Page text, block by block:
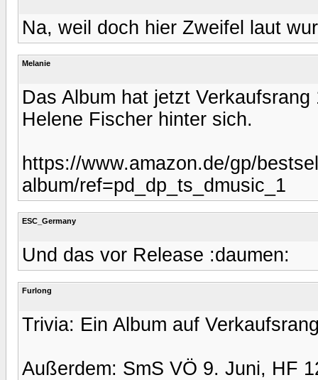
Na, weil doch hier Zweifel laut
Melanie
Das Album hat jetzt
Helene Fischer hinter sich.
https://www.amazon.de/gp/
album/ref=pd_dp_ts_dmusic_1
ESC_Germany
Und das vor Release :daumen:
Furlong
Trivia: Ein Album auf
Außerdem: SmS VÖ 9. Juni, HF